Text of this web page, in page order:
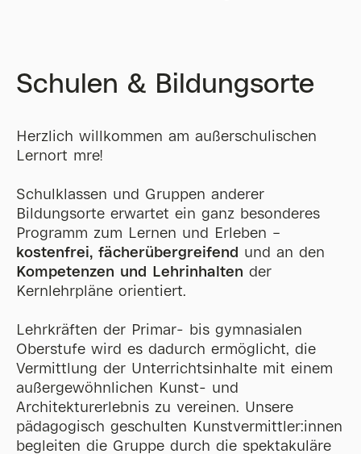
Schulen & Bildungsorte
Herzlich willkommen am außerschulischen
Lernort mre!
Schulklassen und Gruppen anderer
Bildungsorte erwartet ein ganz besonderes
Programm zum Lernen und Erleben –
kostenfrei, fächerübergreifend
und an den
Kompetenzen und Lehrinhalten der
Kernlehrpläne orientiert.
Lehrkräften der Primar- bis gymnasialen
Oberstufe wird es dadurch ermöglicht, die
Vermittlung der Unterrichtsinhalte mit einem
außergewöhnlichen Kunst- und
Architekturerlebnis zu vereinen. Unsere
pädagogisch geschulten Kunstvermittler:innen
begleiten die Gruppe durch die spektakuläre